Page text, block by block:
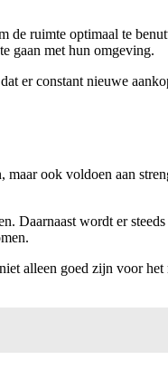
de ruimte optimaal te
gaan met hun omgeving.
er constant nieuwe
ook voldoen aan
wordt er
alleen goed zijn voor